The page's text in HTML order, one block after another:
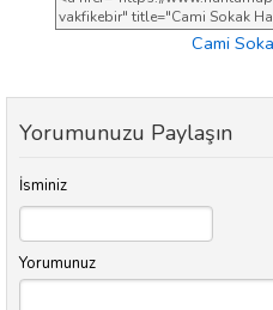
Cami
Yorumunuzu Paylaşın
İsminiz
Yorumunuz